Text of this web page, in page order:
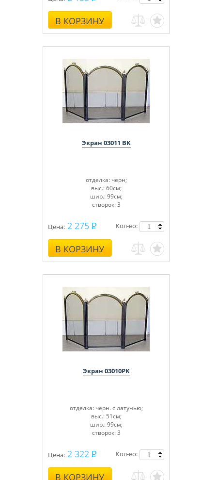
В КОРЗИНУ
Экран 03011 BK
отделка: черн;
выс.: 60см;
шир.: 99см;
створок: 3
Цена: 2 275
В КОРЗИНУ
Кол-во:
Экран 03010PK
отделка: черн. с латунью;
выс.: 51см;
шир.: 99см;
створок: 3
Цена: 2 322
В КОРЗИНУ
Кол-во: